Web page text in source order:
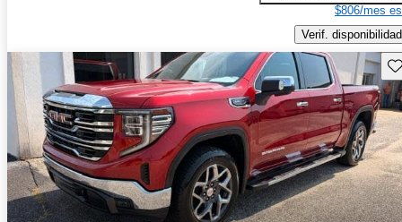
$806/mes
Verif. disponibilidad